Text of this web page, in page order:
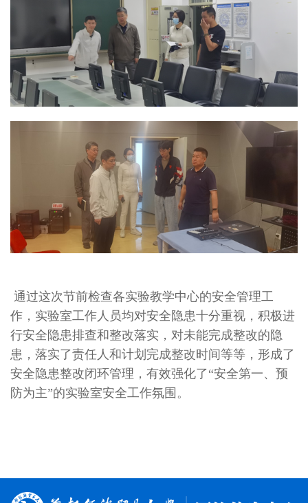
通过这次节前检查各实验教学中心的安全管理工
作，实验室工作人员均对安全隐患十分重视，积极进
行安全隐患排查和整改落实，对未能完成整改的隐
患，落实了责任人和计划完成整改时间等等，形成了
安全隐患整改闭环管理，有效强化了“安全第一、预
防为主”的实验室安全工作氛围。